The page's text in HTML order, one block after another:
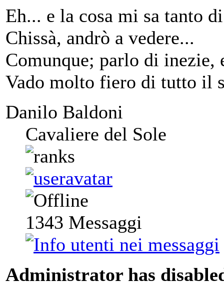
Eh... e la cosa mi sa tanto
Chissà, andrò a vedere...
Comunque; parlo di inezie,
Vado molto fiero di tutto il
Danilo Baldoni
Cavaliere del Sole
1343 Messaggi
Administrator has